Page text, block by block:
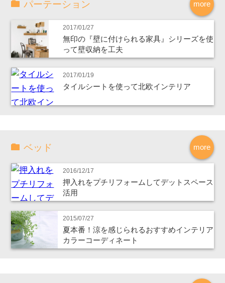
more
パーテーション
2017/01/27
無印の『壁に付けられる家具』シリーズを使
って壁収納を工夫
2017/01/19
タイルシートを使って北欧インテリア
more
ベッド
2016/12/17
押入れをプチリフォームしてデットスペース
活用
2015/07/27
夏本番！涼を感じられるおすすめインテリア
カラーコーディネート